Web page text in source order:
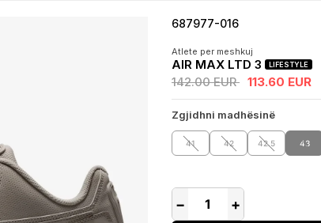
687977-016
Atlete per meshkuj
AIR MAX LTD 3 LIFESTYLE
142.00 EUR 113.60 EUR
Zgjidhni madhësinë
41 42 42.5 43
− +